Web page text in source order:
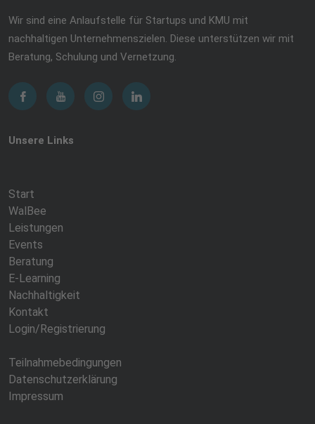
Wir sind eine Anlaufstelle für Startups und KMU mit
nachhaltigen Unternehmenszielen. Diese unterstützen wir mit
Beratung, Schulung und Vernetzung.
Unsere Links
Start
WalBee
Leistungen
Events
Beratung
E-Learning
Nachhaltigkeit
Kontakt
Login/Registrierung
Teilnahmebedingungen
Datenschutzerklärung
Impressum